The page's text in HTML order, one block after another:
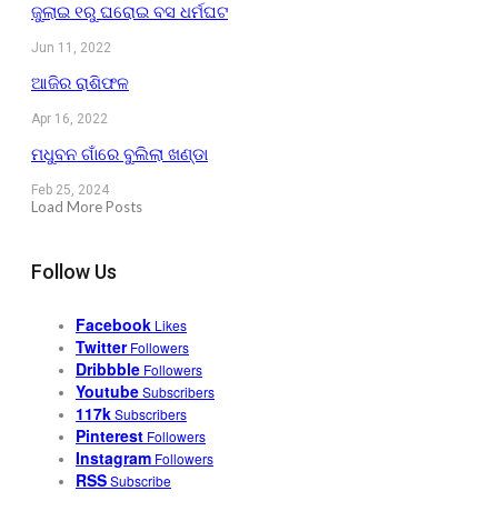
ଜୁଲାଇ ୧ରୁ ଘରୋଇ ବସ ଧର୍ମଘଟ
Jun 11, 2022
ଆଜିର ରାଶିଫଳ
Apr 16, 2022
ମଧୁବନ ଗାଁରେ ବୁଲିଲା ଖଣ୍ଡା
Feb 25, 2024
Load More Posts
Follow Us
Facebook Likes
Twitter Followers
Dribbble Followers
YoutubeSubscribers
117kSubscribers
Pinterest Followers
Instagram Followers
RSSSubscribe